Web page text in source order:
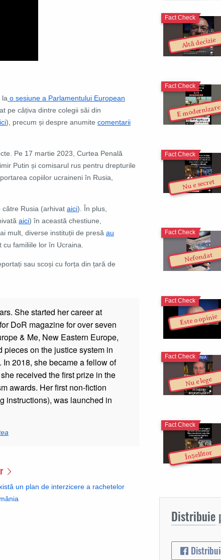
la o sesiune a Parlamentului European
pe câțiva dintre colegii săi din
), precum și despre anumite comentarii
Pe 17 martie 2023, Curtea Penală
Putin și comisarul rus pentru drepturile
copiilor ucraineni în Rusia,
către Rusia (arhivat aici). În plus,
aici) în această chestiune,
mult, diverse instituții de presă au
familiile lor în Ucraina.
sau scoși cu forța din țară de
She started her career at
DoR magazine for over seven
& Me, New Eastern Europe,
on the justice system in
2018, she became a fellow of
received the first prize in the
awards. Her first non-fiction
instructions), was launched in
un plan de interzicere a rachetelor
Altă decizie
Fact Check
E modernizare
Fact Check
Nu e secret
Fact Check
Nefondat
Fact Check
Este o opinie
Fact Check
Nu e lege
Fact Check
Înșelător
Fact Check
Distribuie